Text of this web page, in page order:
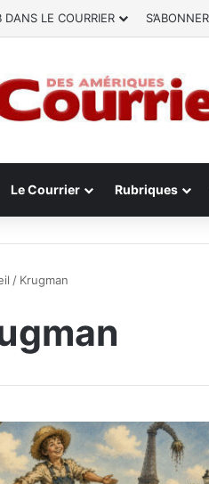
DANS LE COURRIER S’ABONNER
Le Courrier Rubriques
/ Krugman